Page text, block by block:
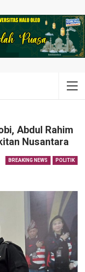
Abdul Rahim
Nusantara
BREAKING NEWS POLITIK